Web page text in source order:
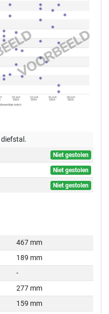
diefstal.
Niet gestolen
Niet gestolen
Niet gestolen
467 mm
189 mm
-
277 mm
159 mm